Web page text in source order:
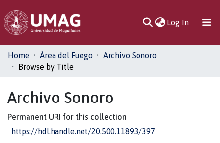
Log In(current)
Communities
& Collections
Home Área del Fuego
Archivo Sonoro
Browse by Title
Archivo Sonoro
Permanent URI for this collection
https://hdl.handle.net/20.500.11893/397